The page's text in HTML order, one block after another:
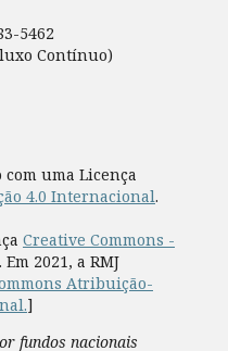
5462
Contínuo)
uma Licença
4.0 Internacional.
Creative Commons -
Em 2021, a RMJ
Atribuição-
]
fundos nacionais